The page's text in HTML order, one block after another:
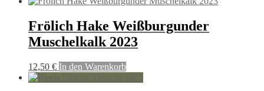
Frölich Hake Weißburgunder
Muschelkalk 2023
12,50 € In den Warenkorb